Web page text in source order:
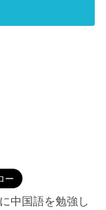
中国語を勉強し